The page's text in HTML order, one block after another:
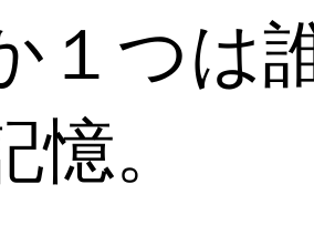
１つは
憶。